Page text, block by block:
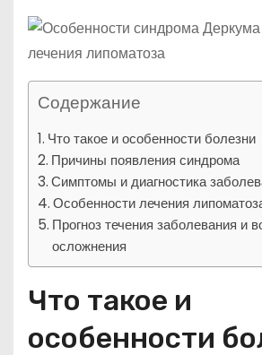
Содержание
Что такое и особенности болезни
Причины появления синдрома
Симптомы и диагностика
Особенности лечения
Прогноз течения заболевания и
осложнения
Что такое и
особенности